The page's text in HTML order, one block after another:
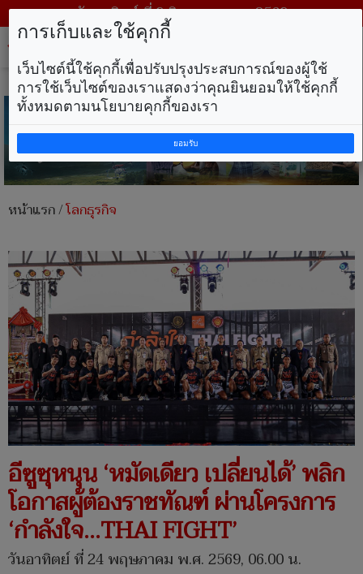
วันอาทิตย์ ที่ 9 สิงหาคม พ.ศ. 2569
หน้าแรก/โลกธุรกิจ
อีซูซุหนุน ‘หมัดเดียว เปลี่ยนได้’ พลิก
โอกาสผู้ต้องราชทัณฑ์ ผ่านโครงการ
‘กำลังใจ…THAI FIGHT’
วันอาทิตย์ ที่ 24 พฤษภาคม พ.ศ. 2569, 06.00 น.
การเก็บและใช้คุกกี้
เว็บไซต์นี้ใช้คุกกี้เพื่อปรับปรุงประสบการณ์ของผู้ใช้
การใช้เว็บไซต์ของเราแสดงว่าคุณยินยอมให้ใช้คุกกี้
ทั้งหมดตามนโยบายคุกกี้ของเรา
ยอมรับ